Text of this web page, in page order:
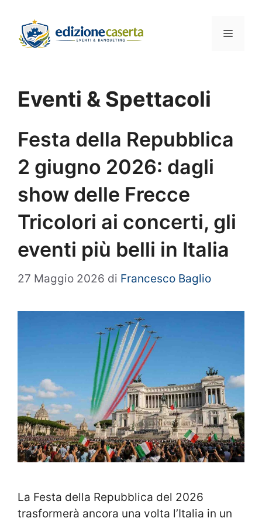
contenuto
Menu
Eventi & Spettacoli
Festa della Repubblica
2 giugno 2026: dagli
show delle Frecce
Tricolori ai concerti, gli
eventi più belli in Italia
27 Maggio 2026 di Francesco Baglio
La Festa della Repubblica del 2026
trasformerà ancora una volta l’Italia in un